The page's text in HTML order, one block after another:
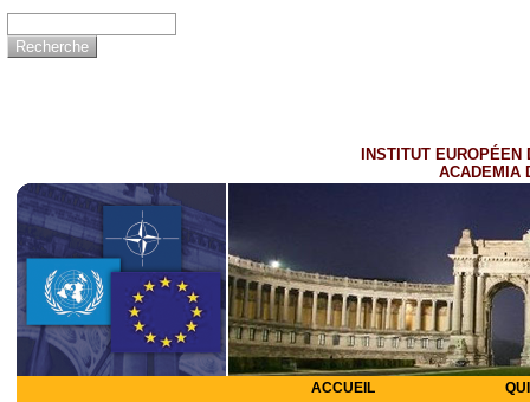
INSTITUT EUROPÉEN
ACADEMIA
ACCUEIL